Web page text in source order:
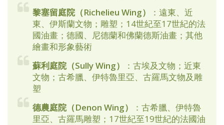
黎塞留庭院（Richelieu Wing）
：遠東、近
東、伊斯蘭文物；雕塑；14世紀至17世紀的法
國油畫；德國、尼德蘭和佛蘭德斯油畫；其他
繪畫和形象藝術
蘇利庭院（Sully Wing）
：古埃及文物；近東
文物；古希臘、伊特魯里亞、古羅馬文物及雕
塑
德農庭院（Denon Wing）
：古希臘、伊特魯
里亞、古羅馬雕塑；17世紀至19世紀的法國油